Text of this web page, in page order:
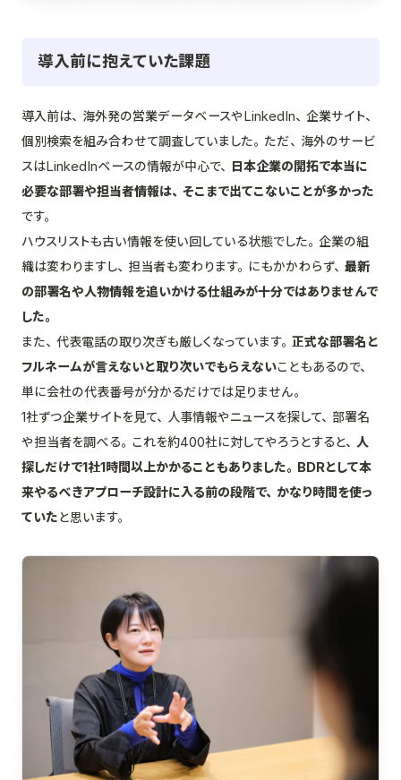
導入前に抱えていた課題
導入前は、海外発の営業データベースやLinkedIn、企業サイト、
個別検索を組み合わせて調査していました。ただ、海外のサービ
スはLinkedInベースの情報が中心で、 日本企業の開拓で本当に
必要な部署や担当者情報は、そこまで出てこないことが多かった
です。
ハウスリストも古い情報を使い回している状態でした。企業の組
織は変わりますし、担当者も変わります。にもかかわらず、 最新
の部署名や人物情報を追いかける仕組みが十分ではありませんで
した。
また、代表電話の取り次ぎも厳しくなっています。 正式な部署名と
フルネームが言えないと取り次いでもらえないこともあるので、
単に会社の代表番号が分かるだけでは足りません。
1社ずつ企業サイトを見て、人事情報やニュースを探して、部署名
や担当者を調べる。これを約400社に対してやろうとすると、 人
探しだけで1社1時間以上かかることもありました。 BDRとして本
来やるべきアプローチ設計に入る前の段階で、かなり時間を使っ
ていたと思います。